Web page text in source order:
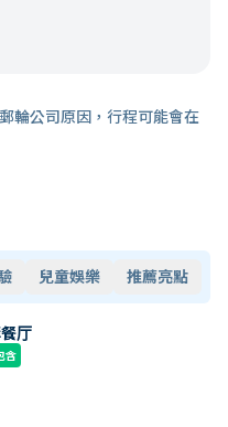
輪公司原因，行程可能會在
兒童娛樂 推薦亮點
厅
含